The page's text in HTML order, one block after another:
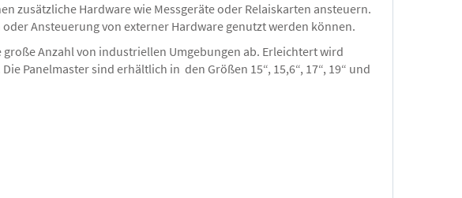
zusätzliche Hardware wie Messgeräte oder Relaiskarten ansteuern.
Ansteuerung von externer Hardware genutzt werden können.
Anzahl von industriellen Umgebungen ab. Erleichtert wird
Panelmaster sind erhältlich in den Größen 15“, 15,6“, 17“, 19“ und